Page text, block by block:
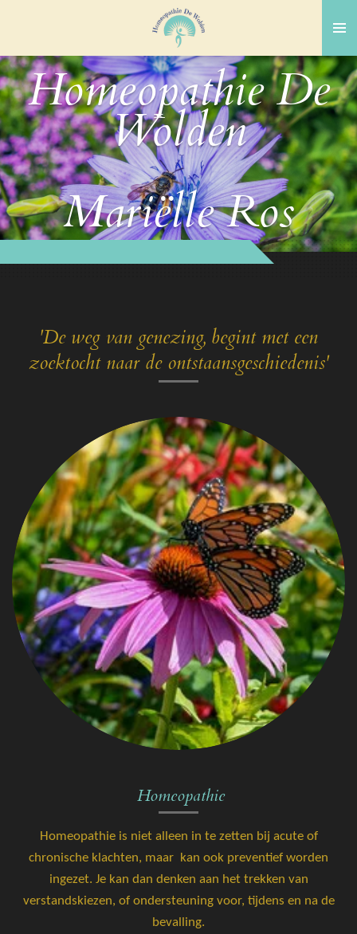
naar
de
hoofdinhoud
Homeopathie De
Wolden
Mariëlle Ros
'De weg van genezing, begint met een
zoektocht naar de ontstaansgeschiedenis'
Homeopathie
Homeopathie is niet alleen in te zetten bij acute of
chronische klachten, maar kan ook preventief worden
ingezet. Je kan dan denken aan het trekken van
verstandskiezen, of ondersteuning voor, tijdens en na de
bevalling.